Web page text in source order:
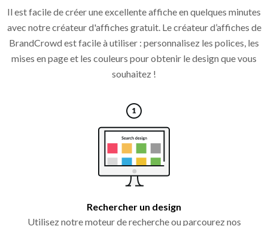
Il est facile de créer une excellente affiche en quelques minutes
avec notre créateur d'affiches gratuit. Le créateur d’affiches de
BrandCrowd est facile à utiliser : personnalisez les polices, les
mises en page et les couleurs pour obtenir le design que vous
souhaitez !
Rechercher un design
Utilisez notre moteur de recherche ou parcourez nos